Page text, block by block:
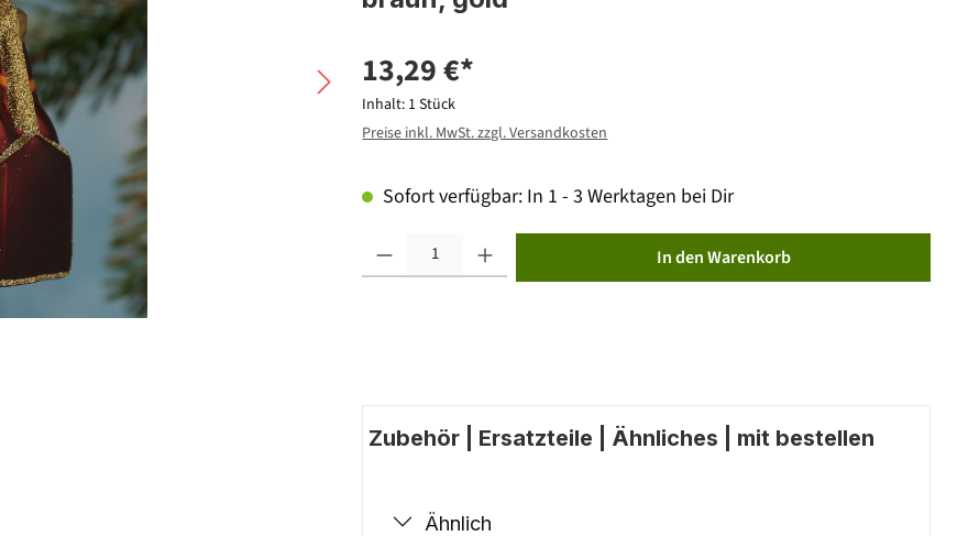
13,29 €*
Inhalt: 1 Stück
Preise inkl. MwSt. zzgl. Versandkosten
Sofort verfügbar: In 1 - 3 Werktagen bei Dir
In den Warenkorb
Zubehör | Ersatzteile | Ähnliches | mit bestellen
Ähnlich